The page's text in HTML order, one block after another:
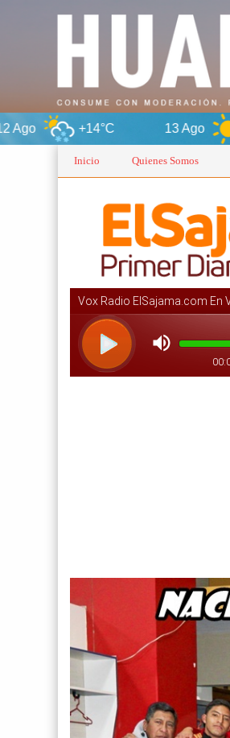
13 Ago
Inicio Quienes Somos